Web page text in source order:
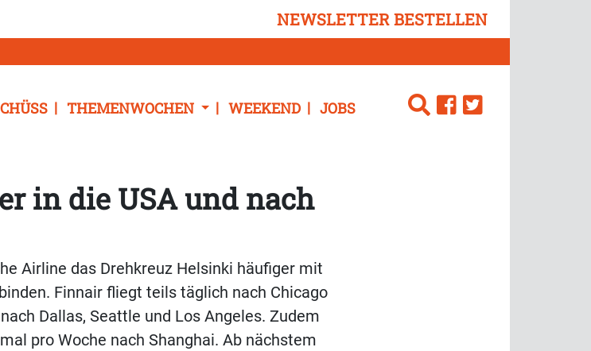
NEWSLETTER BESTELLEN
THEMENWOCHEN WEEKEND JOBS
in die USA und nach
Airline das Drehkreuz Helsinki häufiger mit
Finnair fliegt teils täglich nach Chicago
Dallas, Seattle und Los Angeles. Zudem
pro Woche nach Shanghai. Ab nächstem